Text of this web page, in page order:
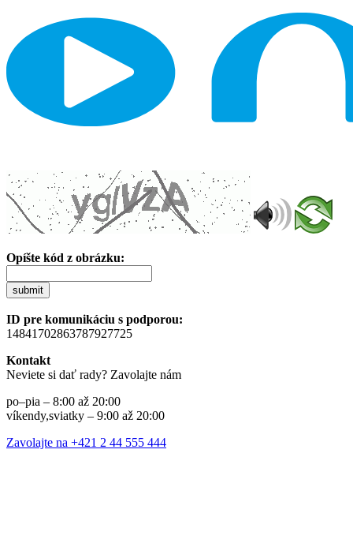
Opíšte kód z obrázku:
submit
ID pre komunikáciu s podporou:
14841702863787927725
Kontakt
Neviete si dať rady? Zavolajte nám
po–pia – 8:00 až 20:00
víkendy,sviatky – 9:00 až 20:00
Zavolajte na +421 2 44 555 444